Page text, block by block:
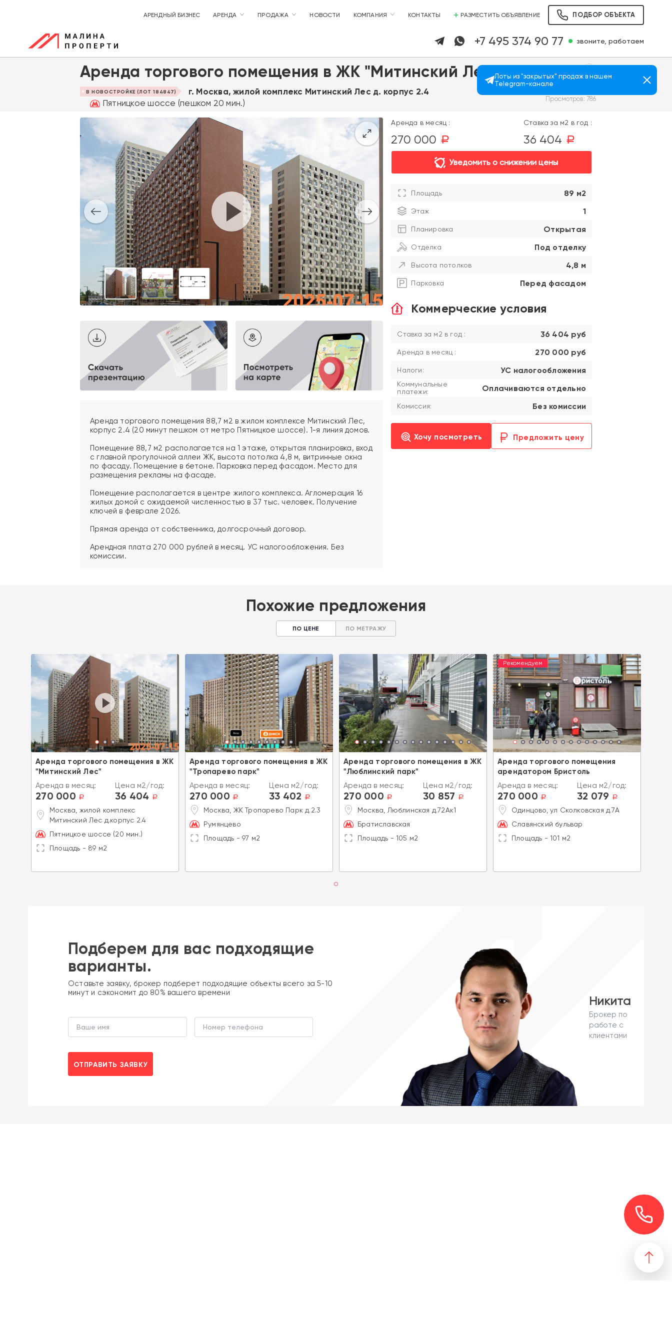
АРЕНДНЫЙ БИЗНЕС АРЕНДА ПРОДАЖА НОВОСТИ КОМПАНИЯ КОНТАКТЫ РАЗМЕСТИТЬ ОБЪЯВЛЕНИЕ ПОДБОР ОБЪЕКТА
+7 495 374 90 77 звоните, работаем
Аренда торгового помещения в ЖК "Митинский Лес"
В НОВОСТРОЙКЕ (ЛОТ 184847)
г. Москва, жилой комплекс Митинский Лес д. корпус 2.4
Пятницкое шоссе (пешком 20 мин.)
Просмотров: 786
Аренда торгового помещения 88,7 м2 в жилом комплексе Митинский Лес,
корпус 2.4 (20 минут пешком от метро Пятницкое шоссе). 1-я линия домов.
Помещение 88,7 м2 располагается на 1 этаже, открытая планировка, вход
с главной прогулочной аллеи ЖК, высота потолка 4,8 м, витринные окна
по фасаду. Помещение в бетоне. Парковка перед фасадом. Место для
размещения рекламы на фасаде.
Помещение располагается в центре жилого комплекса. Агломерация 16
жилых домой с ожидаемой численностью в 37 тыс. человек. Получение
ключей в феврале 2026.
Прямая аренда от собственника, долгосрочный договор.
Арендная плата 270 000 рублей в месяц. УС налогообложения. Без
комиссии.
Аренда в месяц :
270 000 a
Ставка за м2 в год :
36 404 a
Уведомить о снижении цены
Площадь 89 м2
Этаж 1
Планировка Открытая
Отделка Под отделку
Высота потолков 4,8 м
Парковка Перед фасадом
Коммерческие условия
Ставка за м2 в год : 36 404 руб
Аренда в месяц : 270 000 руб
Налоги: УС налогообложения
Коммунальные
платежи:
Оплачиваются отдельно
Комиссия: Без комиссии
Хочу посмотреть Предложить цену
Похожие предложения
ПО ЦЕНЕ ПО МЕТРАЖУ
Аренда торгового помещения в ЖК
"Митинский Лес"
Аренда в месяц:
270 000 a
Цена м2/год:
36 404 a
Москва, жилой комплекс
Митинский Лес д.корпус 2.4
Пятницкое шоссе (20 мин.)
Площадь - 89 м2
Аренда торгового помещения в ЖК
"Тропарево парк"
Аренда в месяц:
270 000 a
Цена м2/год:
33 402 a
Москва, ЖК Тропарево Парк д.2.3
Румянцево
Площадь - 97 м2
Аренда торгового помещения в ЖК
"Люблинский парк"
Аренда в месяц:
270 000 a
Цена м2/год:
30 857 a
Москва, Люблинская д.72Ак1
Братиславская
Площадь - 105 м2
Рекомендуем
Аренда торгового помещения
арендатором Бристоль
Аренда в месяц:
270 000 a
Цена м2/год:
32 079 a
Одинцово, ул Сколковская д.7А
Славянский бульвар
Площадь - 101 м2
Подберем для вас подходящие
варианты.
Оставьте заявку, брокер подберет подходящие объекты всего за 5-10
минут и сэкономит до 80% вашего времени
ОТПРАВИТЬ ЗАЯВКУ
Никита
Брокер по
работе с
клиентами
Лоты из "закрытых" продаж в нашем
Telegram-канале